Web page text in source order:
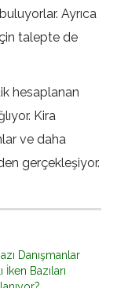
Ayrıca
talepte de
hesaplanan
Kira
ve daha
gerçekleşiyor.